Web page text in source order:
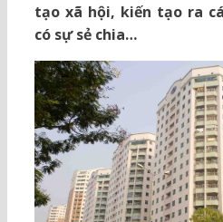
tạo xã hội, kiến tạo ra
có sự sẻ chia…